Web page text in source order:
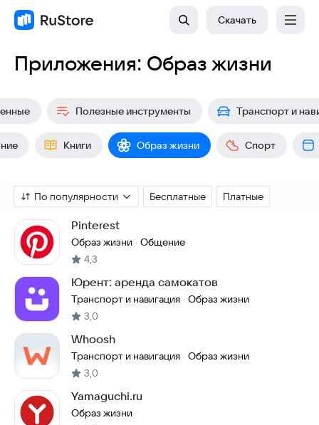
Скачать
Приложения: Образ жизни
Полезные инструменты Транспорт и
Книги Образ жизни Спорт
По популярности Бесплатные Платные
Pinterest
Образ жизни · Общение
4,3
Юрент: аренда самокатов
Транспорт и навигация · Образ жизни
3,0
Whoosh
Транспорт и навигация · Образ жизни
3,0
Yamaguchi.ru
Образ жизни